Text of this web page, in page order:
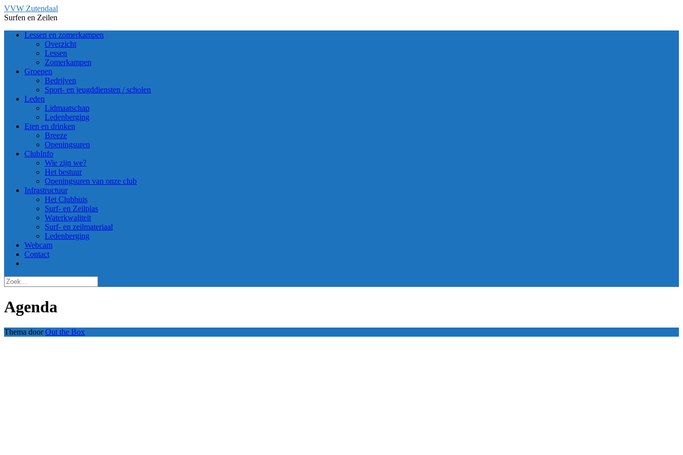
Ga
naar
inhoud
VVW Zutendaal
Surfen en Zeilen
Lessen en zomerkampen
Overzicht
Lessen
Zomerkampen
Groepen
Bedrijven
Sport- en jeugddiensten / scholen
Leden
Lidmaatschap
Ledenberging
Eten en drinken
Breeze
Openingsuren
ClubInfo
Wie zijn we?
Het bestuur
Openingsuren van onze club
Infrastructuur
Het Clubhuis
Surf- en Zeilplas
Waterkwaliteit
Surf- en zeilmateriaal
Ledenberging
Webcam
Contact
Agenda
Thema doorOut the Box